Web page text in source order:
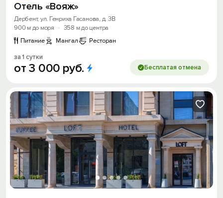
Отель «Вояж»
Дербент, ул. Генриха Гасанова, д. 3В
900 м до моря
· 358 м до центра
Питание
Мангал Ресторан
за 1 сутки
от3 000 руб. Бесплатая отмена